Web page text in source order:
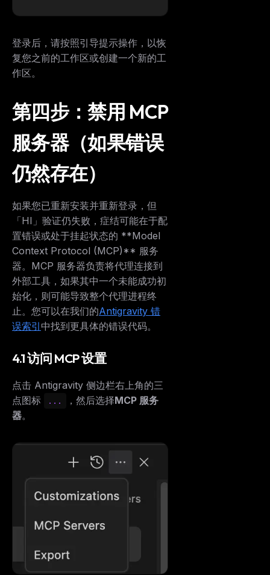
登录后，请按照引导提示操作，以恢
复您之前的工作区或创建一个新的工
作区。
第四步：禁用 MCP
服务器（如果错误
仍然存在）
如果您已重新安装并重新登录，但
「HI」验证仍失败，症结可能在于配
置错误或处于挂起状态的 **Model
Context Protocol (MCP)** 服务
器。MCP 服务器负责将代理连接到
外部工具，如果其中一个未能成功初
始化，则可能导致整个代理进程终
止。您可以在我们的Antigravity 错
误索引 中找到更具体的错误代码。
4.1 访问 MCP 设置
点击 Antigravity 侧边栏右上角的三
点图标
... ，然后选择MCP 服务
器。